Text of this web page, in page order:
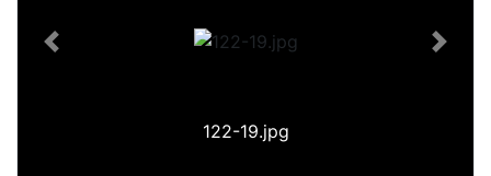
122-19.jpg
Previous Next